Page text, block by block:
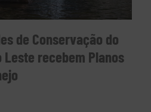
de Conservação do
Leste recebem Planos